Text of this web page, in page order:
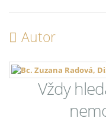
Autor
Vždy